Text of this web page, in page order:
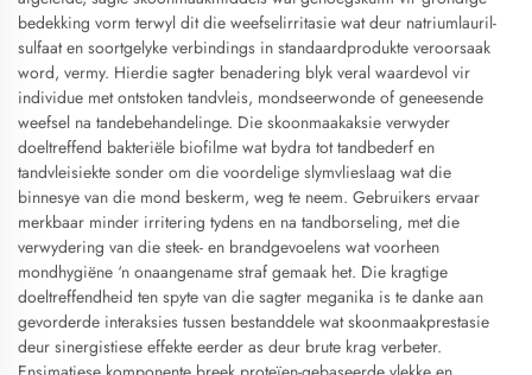
bedekking vorm terwyl dit die weefselirritasie wat deur natriumlauril-
sulfaat en soortgelyke verbindings in standaardprodukte veroorsaak
word, vermy. Hierdie sagter benadering blyk veral waardevol vir
individue met ontstoken tandvleis, mondseerwonde of geneesende
weefsel na tandebehandelinge. Die skoonmaakaksie verwyder
doeltreffend bakteriële biofilme wat bydra tot tandbederf en
tandvleisiekte sonder om die voordelige slymvlieslaag wat die
binnesye van die mond beskerm, weg te neem. Gebruikers ervaar
merkbaar minder irritering tydens en na tandborseling, met die
verwydering van die steek- en brandgevoelens wat voorheen
mondhygiëne ‘n onaangename straf gemaak het. Die kragtige
doeltreffendheid ten spyte van die sagter meganika is te danke aan
gevorderde interaksies tussen bestanddele wat skoonmaakprestasie
deur sinergistiese effekte eerder as deur brute krag verbeter.